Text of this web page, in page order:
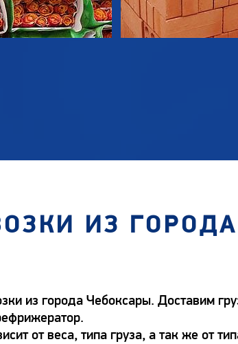
ИЗ
из города Чебоксары. Доставим
от веса, типа груза, а так же от